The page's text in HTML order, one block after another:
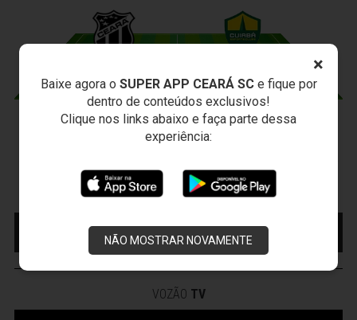
×
Baixe agora o SUPER APP CEARÁ SCe fique por
dentro de conteúdos exclusivos!
Clique nos links abaixo e faça parte dessa
experiência:
NÃO MOSTRAR NOVAMENTE
CEARÁ X CUIABÁ
Presidente Vargas - Capital/CE
Campeonato Brasileiro • 2º Turno • 22 ª Rodada
MAIS INFORMAÇÕES
COMPRE AQUI SEU
INGRESSO
VOZÃO TV